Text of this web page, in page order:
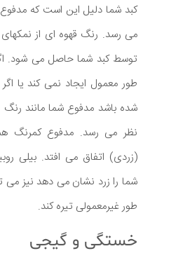
کبد شما دلیل این است که
می رسد. رنگ قهوه ای از
توسط کبد شما حاصل می شود.
طور معمول ایجاد نمی کند یا
شده باشد مدفوع شما مانند
نظر می رسد. مدفوع کمرنگ
(زردی) اتفاق می افتد. بیلی
شما را زرد نشان می دهد نیز می
طور غیرمعمولی تیره کند.
خستگی و گیجی